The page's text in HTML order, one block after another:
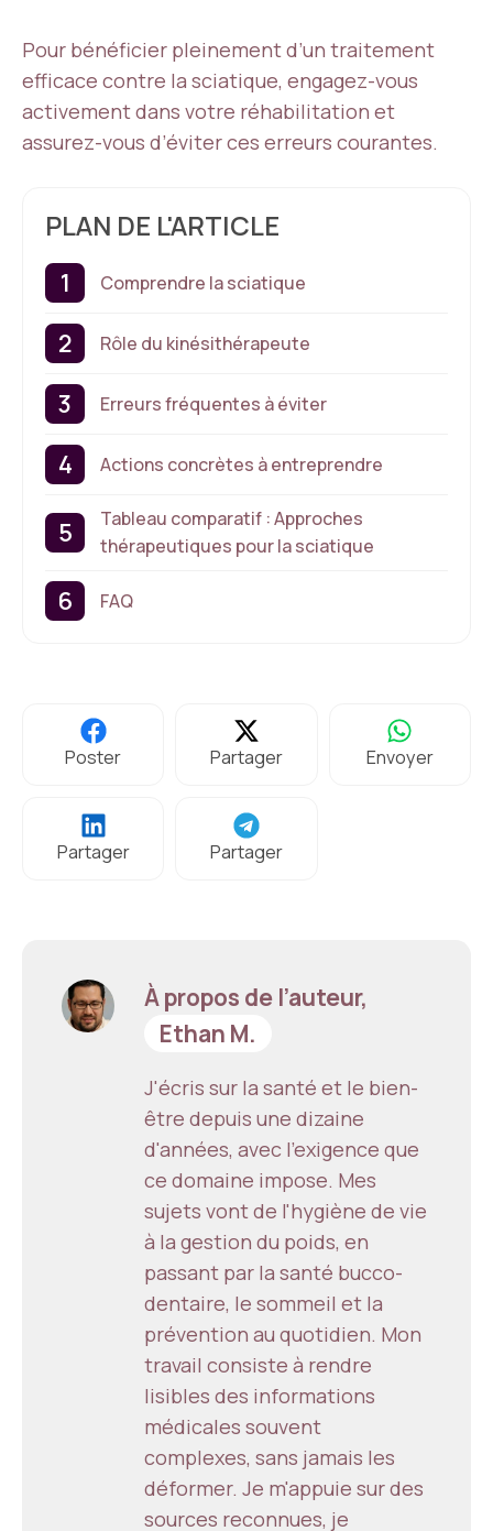
Pour bénéficier pleinement d’un traitement
efficace contre la sciatique, engagez-vous
activement dans votre réhabilitation et
assurez-vous d’éviter ces erreurs courantes.
PLAN DE L'ARTICLE
Comprendre la sciatique
Rôle du kinésithérapeute
Erreurs fréquentes à éviter
Actions concrètes à entreprendre
Tableau comparatif : Approches
thérapeutiques pour la sciatique
FAQ
Poster Partager Envoyer
Partager Partager
À propos de l’auteur,
Ethan M.
J'écris sur la santé et le bien-
être depuis une dizaine
d'années, avec l'exigence que
ce domaine impose. Mes
sujets vont de l'hygiène de vie
à la gestion du poids, en
passant par la santé bucco-
dentaire, le sommeil et la
prévention au quotidien. Mon
travail consiste à rendre
lisibles des informations
médicales souvent
complexes, sans jamais les
déformer. Je m'appuie sur des
sources reconnues, je